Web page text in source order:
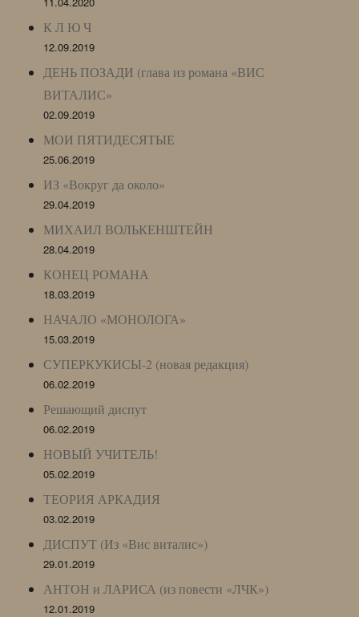
К Л Ю Ч
12.09.2019
ДЕНЬ ПОЗАДИ (глава из романа «ВИС
ВИТАЛИС»
02.09.2019
МОИ ПЯТИДЕСЯТЫЕ
25.06.2019
ИЗ «Вокруг да около»
29.04.2019
МИХАИЛ ВОЛЬКЕНШТЕЙН
28.04.2019
КОНЕЦ РОМАНА
18.03.2019
НАЧАЛО «МОНОЛОГА»
15.03.2019
СУПЕРКУКИСЫ-2 (новая редакция)
06.02.2019
Решающий диспут
06.02.2019
НОВЫЙ УЧИТЕЛЬ!
05.02.2019
ТЕОРИЯ АРКАДИЯ
03.02.2019
ДИСПУТ (Из «Вис виталис»)
29.01.2019
АНТОН и ЛАРИСА (из повести «ЛЧК»)
12.01.2019